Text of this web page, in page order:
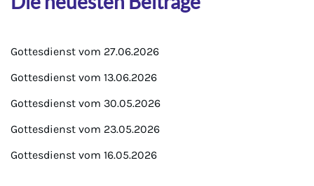
Gottesdienst vom 27.06.2026
Gottesdienst vom 13.06.2026
Gottesdienst vom 30.05.2026
Gottesdienst vom 23.05.2026
Gottesdienst vom 16.05.2026